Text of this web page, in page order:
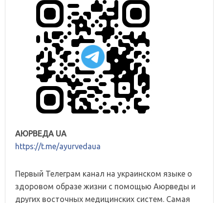
АЮРВЕДА UA
https://t.me/ayurvedaua
Первый Телеграм канал на украинском языке о
здоровом образе жизни с помощью Аюрведы и
других восточных медицинских систем. Самая